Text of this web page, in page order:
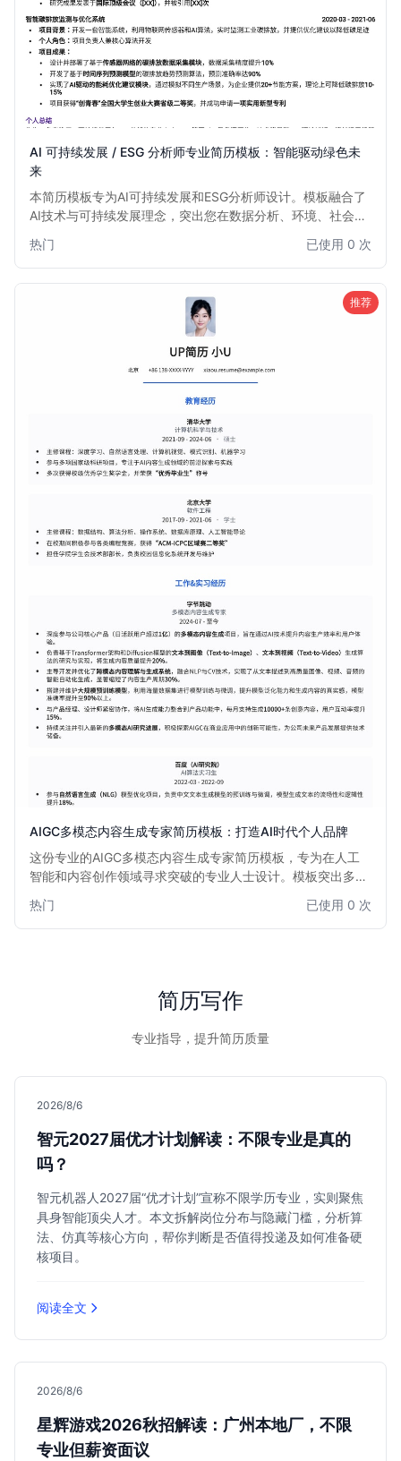
AI 可持续发展 / ESG 分析师专业简历模板：智能驱动绿色未
来
本简历模板专为AI可持续发展和ESG分析师设计。模板融合了
AI技术与可持续发展理念，突出您在数据分析、环境、社会与
ESG评估、风险管理和战略规划中的应用成果，助力您在绿色
金融、可持续投资、企业社会责任等领域脱颖而出。此模板适
用于有志于将人工智能应用于可持续发展领域的专业人士。
热门 已使用 0 次
推荐
AIGC多模态内容生成专家简历模板：打造AI时代个人品牌
这份专业的AIGC多模态内容生成专家简历模板，专为在人工
智能和内容创作领域寻求突破的专业人士设计。模板突出多模
AIGC领域脱颖而出，获得心仪的高薪职位。适用于希望展示
其在文本、图像、音频、视频等多种模态内容生成方面专业技
热门 已使用 0 次
简历写作
专业指导，提升简历质量
2026/8/6
智元2027届优才计划解读：不限专业是真的
吗？
智元机器人2027届“优才计划”宣称不限学历专业，实则聚焦
具身智能顶尖人才。本文拆解岗位分布与隐藏门槛，分析算
法、仿真等核心方向，帮你判断是否值得投递及如何准备硬
核项目。
阅读全文
2026/8/6
星辉游戏2026秋招解读：广州本地厂，不限
专业但薪资面议